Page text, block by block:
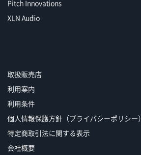
Pitch Innovations
XLN Audio
取扱販売店
利用案内
利用条件
個人情報保護方針（プライバシーポリシー）
特定商取引法に関する表示
会社概要